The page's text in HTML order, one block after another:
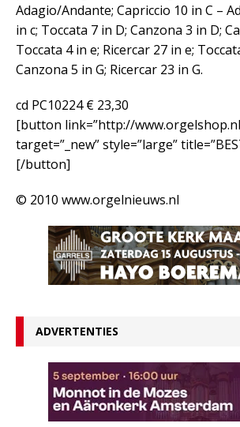
Adagio/Andante; Capriccio 10 in C –
in c; Toccata 7 in D; Canzona 3 in D;
Toccata 4 in e; Ricercar 27 in e;
Canzona 5 in G; Ricercar 23 in G.
cd PC10224 € 23,30
[button link=”http://
target=”_new” style=”large”
[/button]
© 2010 www.orgelnieuws.nl
ADVERTENTIES